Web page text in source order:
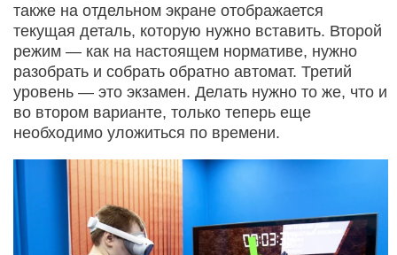
также на отдельном экране отображается
текущая деталь, которую нужно вставить. Второй
режим — как на настоящем нормативе, нужно
разобрать и собрать обратно автомат. Третий
уровень — это экзамен. Делать нужно то же, что и
во втором варианте, только теперь еще
необходимо уложиться по времени.